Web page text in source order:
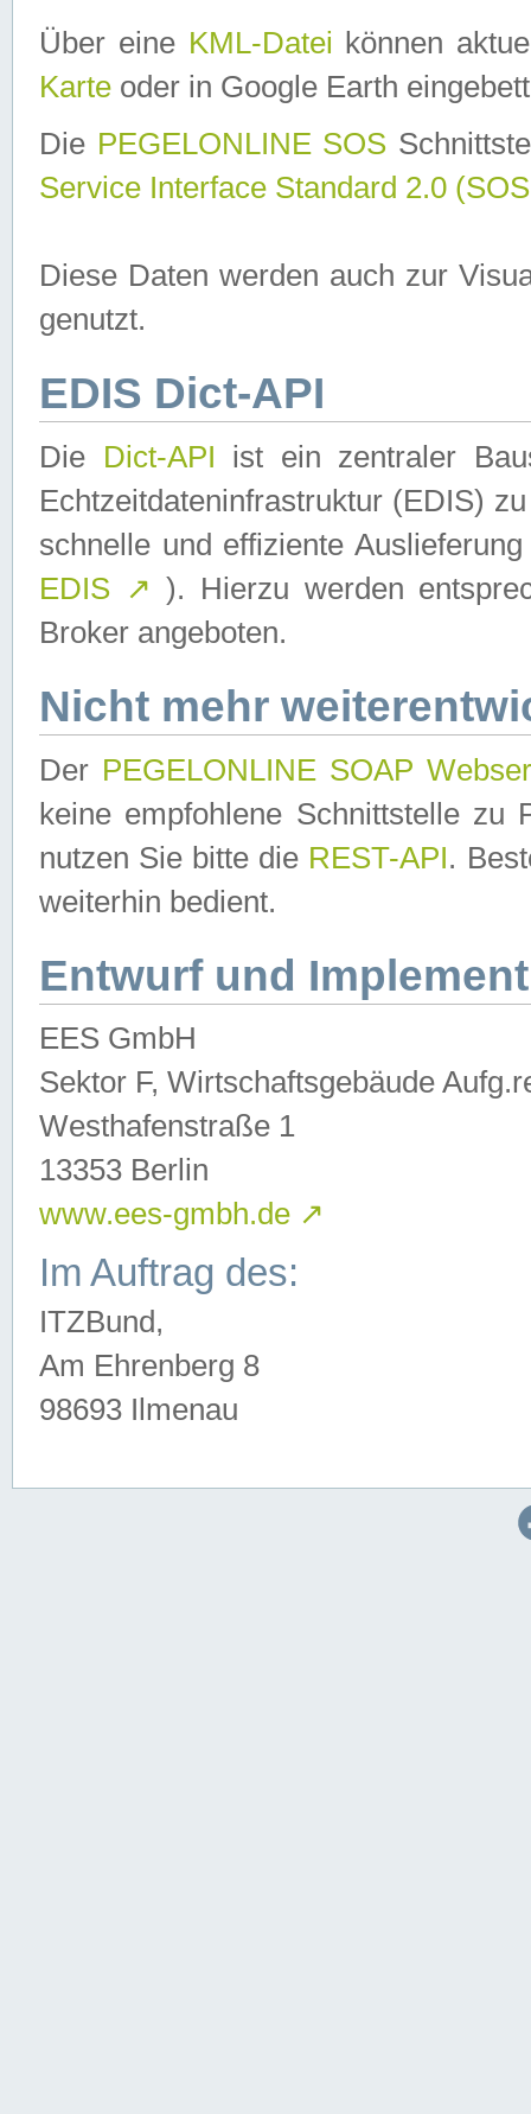
Über eine KML-Datei können
Karte oder in Google Earth
Die PEGELONLINE SOS
Service Interface Standard 2.0
Diese Daten werden auch zur
genutzt.
EDIS Dict-API
Die Dict-API ist ein zentraler
Echtzeitdateninfrastruktur (EDIS)
schnelle und effiziente
EDIS ↗ ). Hierzu werden
Broker angeboten.
Nicht mehr
Der PEGELONLINE SOAP
keine empfohlene Schnittstelle zu
nutzen Sie bitte die REST-API.
weiterhin bedient.
Entwurf und
EES GmbH
Sektor F, Wirtschaftsgebäude
Westhafenstraße 1
13353 Berlin
www.ees-gmbh.de ↗
Im Auftrag des:
ITZBund,
Am Ehrenberg 8
98693 Ilmenau